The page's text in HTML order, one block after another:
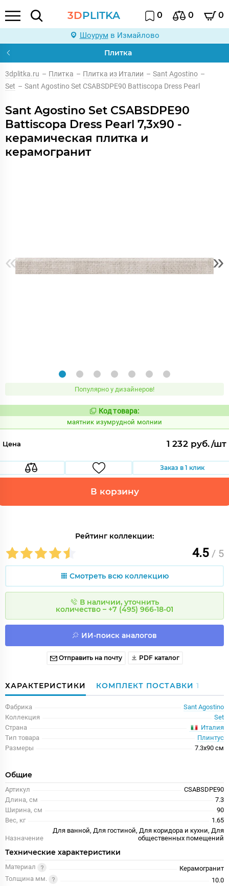
3DPLITKA 0 0 0
Шоурум в Измайлово
Плитка
3dplitka.ru – Плитка – Плитка из Италии – Sant Agostino –
Set – Sant Agostino Set CSABSDPE90 Battiscopa Dress Pearl
Sant Agostino Set CSABSDPE90
Battiscopa Dress Pearl 7,3x90 -
керамическая плитка и
керамогранит
« »
Популярно у дизайнеров!
Код:
926178
Код товара:
маятник изумрудной молнии
Цена 1 232 руб./шт
Заказ в 1 клик
В корзину
Рейтинг коллекции:
4.5 / 5
Смотреть всю коллекцию
В наличии, уточнить
количество – +7 (495) 966-18-01
ИИ-поиск аналогов
Отправить на почту PDF каталог
ХАРАКТЕРИСТИКИ КОМПЛЕКТ ПОСТАВКИ 1
Фабрика
Sant Agostino
Коллекция
Set
Страна
Италия
Тип товара
Плинтус
Размеры
7.3x90 см
Общие
Артикул
CSABSDPE90
Длина, см
7.3
Ширина, см
90
Вес, кг
1.65
Назначение
Для ванной, Для гостиной, Для коридора и кухни, Для
общественных помещений
Технические характеристики
Материал
Керамогранит
Толщина мм.
10.0